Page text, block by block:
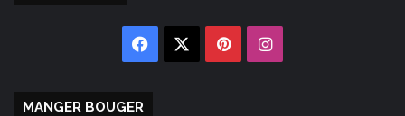
Facebook PinterestInstagram
MANGER BOUGER